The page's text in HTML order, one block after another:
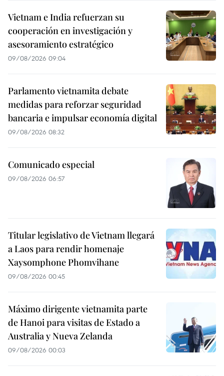
Vietnam e India refuerzan su
cooperación en investigación y
asesoramiento estratégico
09/08/2026 09:04
Parlamento vietnamita debate
medidas para reforzar seguridad
bancaria e impulsar economía digital
09/08/2026 08:32
Comunicado especial
09/08/2026 06:57
Titular legislativo de Vietnam llegará
a Laos para rendir homenaje
Xaysomphone Phomvihane
09/08/2026 00:45
Máximo dirigente vietnamita parte
de Hanoi para visitas de Estado a
Australia y Nueva Zelanda
09/08/2026 00:03